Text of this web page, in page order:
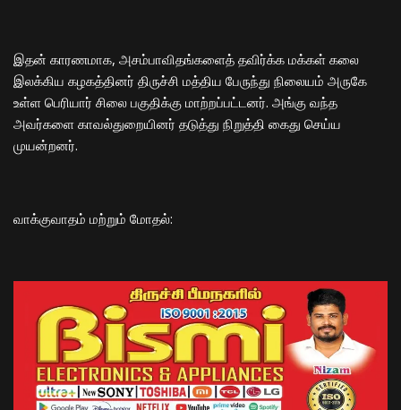
​இதன் காரணமாக, அசம்பாவிதங்களைத் தவிர்க்க மக்கள் கலை
இலக்கிய கழகத்தினர் திருச்சி மத்திய பேருந்து நிலையம் அருகே
உள்ள பெரியார் சிலை பகுதிக்கு மாற்றப்பட்டனர். அங்கு வந்த
அவர்களை காவல்துறையினர் தடுத்து நிறுத்தி கைது செய்ய
முயன்றனர்.
​வாக்குவாதம் மற்றும் மோதல்: